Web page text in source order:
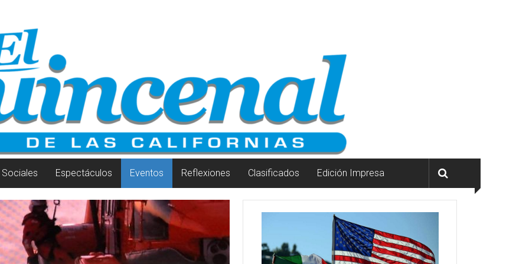
Sociales Espectáculos Eventos Reflexiones Clasificados Edición Impresa